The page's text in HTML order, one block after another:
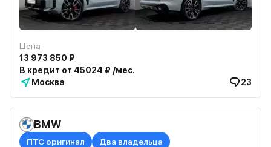
Цена
13 973 850 ₽
В кредит от 45024 ₽ /мес.
Москва
23
BMW
ПТС оригинал Два владельца